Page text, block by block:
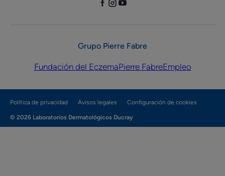
Grupo Pierre Fabre
Fundación del EczemaPierre FabreEmpleo
Política de privacidad Avisos legales Configuración de cookies
© 2026 Laboratorios Dermatológicos Ducray